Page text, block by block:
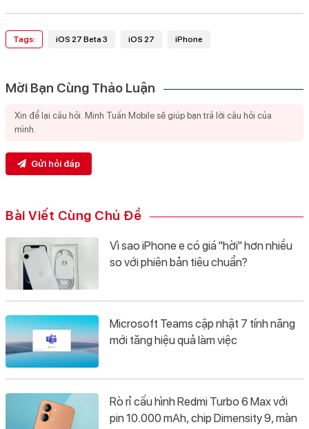
Tags: iOS 27 Beta 3 iOS 27 iPhone
Mời Bạn Cùng Thảo Luận
Gửi hỏi đáp
Bài Viết Cùng Chủ Đề
Vì sao iPhone e có giá "hời" hơn nhiều
so với phiên bản tiêu chuẩn?
Microsoft Teams cập nhật 7 tính năng
mới tăng hiệu quả làm việc
Rò rỉ cấu hình Redmi Turbo 6 Max với
pin 10.000 mAh, chip Dimensity 9, màn